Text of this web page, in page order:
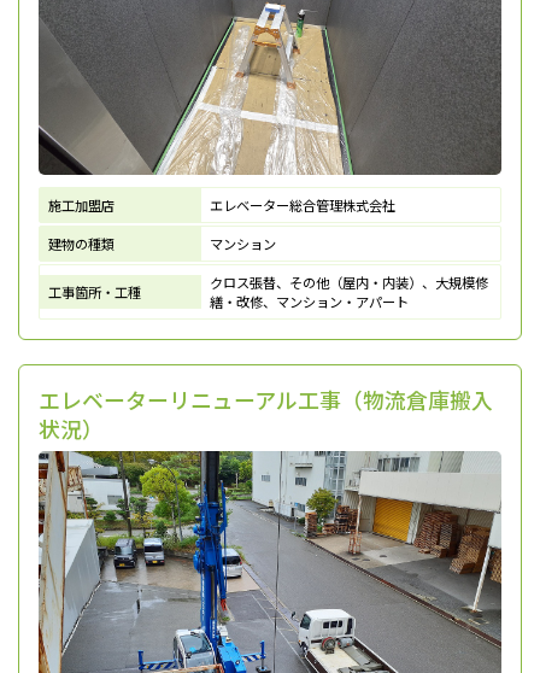
施工加盟店
エレベーター総合管理株式会社
建物の種類
マンション
工事箇所・工種
クロス張替、その他（屋内・内装）、大規模修
繕・改修、マンション・アパート
エレベーターリニューアル工事（物流倉庫搬入
状況）